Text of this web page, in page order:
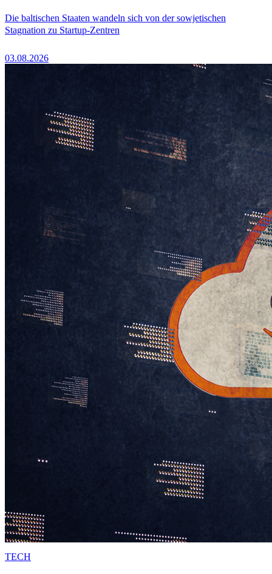
Die baltischen Staaten wandeln sich von der sowjetischen
Stagnation zu Startup-Zentren
03.08.2026
TECH